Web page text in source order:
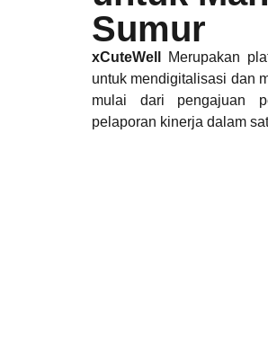
operasi?
Sumur
xCuteWell
Merupakan
untuk mendigitalisasi dan
mulai dari pengajuan
pelaporan kinerja dalam